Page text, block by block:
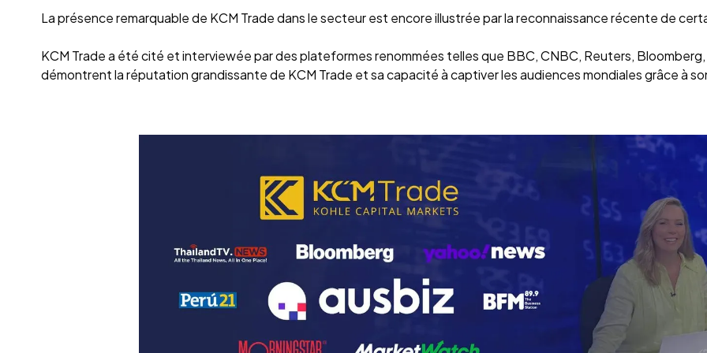
La présence remarquable de KCM Trade dans le secteur est encore illustrée par la reconnaissance récente de
KCM Trade a été cité et interviewée par des plateformes renommées telles que BBC, CNBC, Reuters,
démontrent la réputation grandissante de KCM Trade et sa capacité à captiver les audiences mondiales grâce à